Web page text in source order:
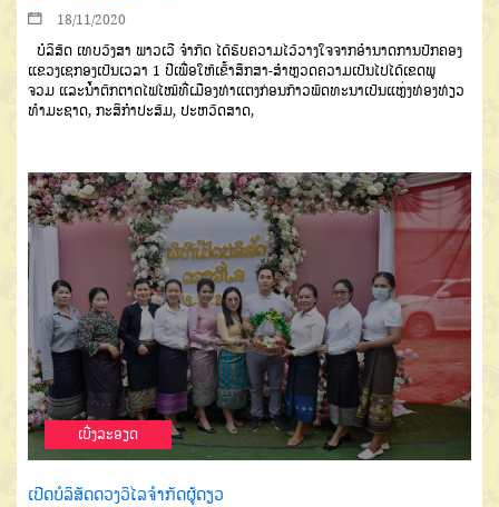
18/11/2020
ບໍລິສັດ ເທບວົງສາ ພາວເວີ ຈໍາກັດ ໄດ້ຮັບຄວາມໄວ້ວາງໃຈຈາກອຳນາດການປົກຄອງ
ແຂວງເຊກອງເປັນເວລາ 1 ປີເພື່ອໃຫ້ເຂົ້າສຶກສາ-ສໍາຫຼວດຄວາມເປັນໄປໄດ້ເຂດພູ
ຈວມ ແລະນໍ້າຕົກຕາດໄຟໄໝ້ທີ່ເມືອງທ່າແຕງກ່ອນກ້າວພັດທະນາເປັນແຫຼ່ງທ່ອງທ່ຽວ
ທໍາມະຊາດ, ກະສິກໍາປະສົມ, ປະຫວັດສາດ,
ເບີ່ງລະອຽດ
ເປີດບໍລິສັດດວງວິໄລຈຳກັດຜູ້ດຽວ